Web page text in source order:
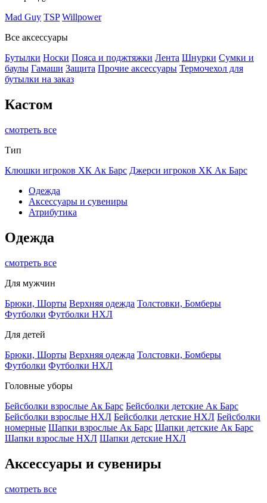
Mad Guy TSP Willpower
Все аксессуары
Бутылки Носки Пояса и поджтяжки Лента Шнурки Сумки и
баулы Гамаши Защита Прочие аксессуары Термочехол для
бутылки на заказ
Кастом
смотреть все
Тип
Клюшки игроков ХК Ак Барс Джерси игроков ХК Ак Барс
Одежда
Аксессуары и сувениры
Атрибутика
Одежда
смотреть все
Для мужчин
Брюки, Шорты Верхняя одежда Толстовки, Бомберы
Футболки Футболки НХЛ
Для детей
Брюки, Шорты Верхняя одежда Толстовки, Бомберы
Футболки Футболки НХЛ
Головные уборы
Бейсболки взрослые Ак Барс Бейсболки детские Ак Барс
Бейсболки взрослые НХЛ Бейсболки детские НХЛ Бейсболки
номерные Шапки взрослые Ак Барс Шапки детские Ак Барс
Шапки взрослые НХЛ Шапки детские НХЛ
Аксессуары и сувениры
смотреть все